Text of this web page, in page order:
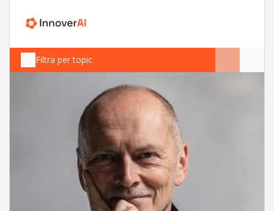
Filtra per topic